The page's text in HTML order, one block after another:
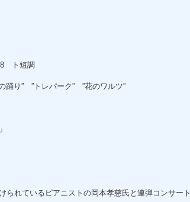
8 ト短調
踊り” ”トレパーク” ”花のワルツ”
れているピアニストの岡本孝慈氏と連弾コンサート